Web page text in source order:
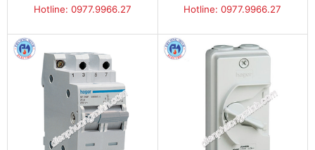
Hotline: 0977.9966.27 Hotline: 0977.9966.27